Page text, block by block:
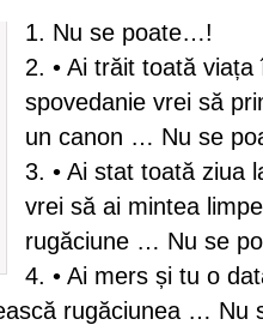
1. Nu se poate…!
2. • Ai trăit toată
spovedanie vrei să
un canon … Nu se
3. • Ai stat toată ziua
vrei să ai mintea
rugăciune … Nu se
4. • Ai mers și tu o
rugăciunea …